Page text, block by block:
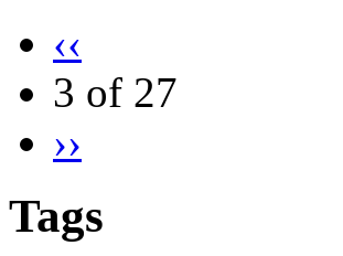
‹‹
3 of 27
››
Tags